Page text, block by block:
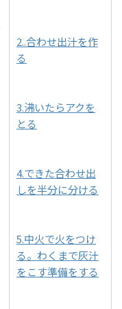
2..合わせ出汁を作
る
3.沸いたらアクを
とる
4.できた合わせ出
しを半分に分ける
5.中火で火をつけ
る。わくまで灰汁
をこす準備をする